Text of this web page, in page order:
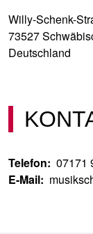
Willy-Schenk-
73527
Deutschland
Telefon
07171
E-Mail